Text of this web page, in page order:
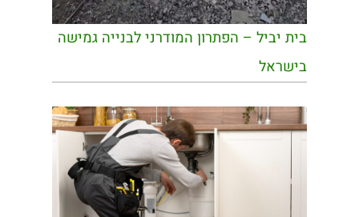
בית יביל – הפתרון המודרני לבנייה גמישה
בישראל